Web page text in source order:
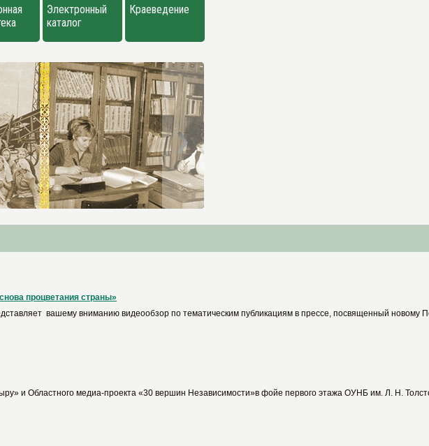
Электронный
каталог
Краеведение
процветания страны»
вашему вниманию видеообзор по тематическим публикациям в прессе, посвященный
и Областного медиа-проекта «30 вершин Независимости»в фойе первого этажа ОУНБ им. Л. Н.